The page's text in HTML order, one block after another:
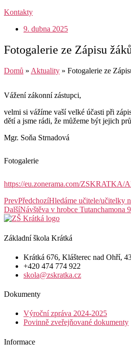
Kontakty
9. dubna 2025
Fotogalerie ze Zápisu
Domů » Aktuality » Fotogalerie ze
Vážení zákonní zástupci,
velmi si vážíme vaší velké účasti při
dětí a jsme rádi, že můžeme být jejich
Mgr. Soňa Strnadová
Fotogalerie
https://eu.zonerama.com/ZSKRATKA/
PrevPředchozíHledáme učitele/učitelky
DalšíNávštěva v hrobce Tutanchamona
Základní škola Krátká
Krátká 676, Klášterec nad Ohří,
+420 474 774 922
skola@zskratka.cz
Dokumenty
Výroční zpráva 2024-2025
Povinně zveřejňované dokumenty
Informace